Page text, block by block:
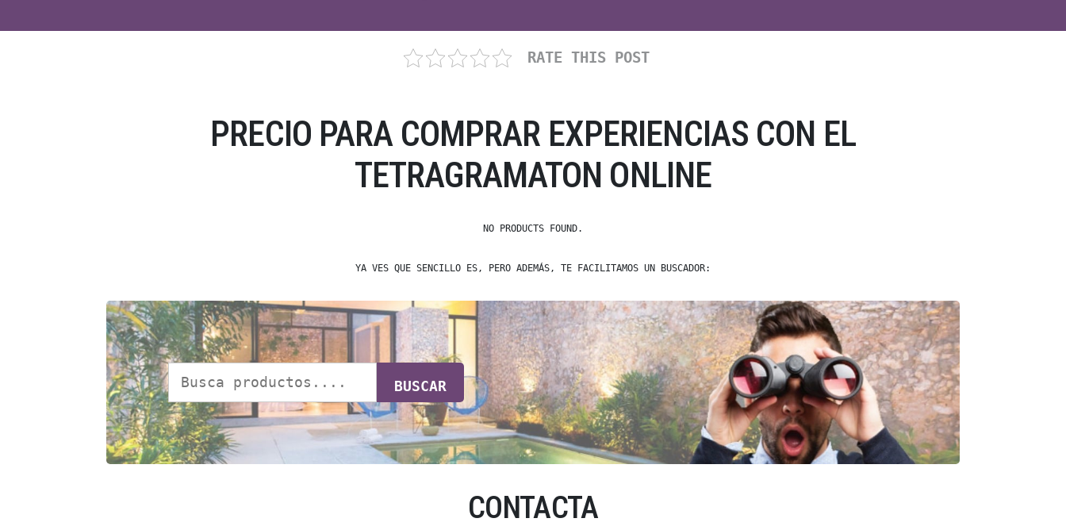
RATE THIS POST
PRECIO PARA COMPRAR EXPERIENCIAS CON EL
TETRAGRAMATON ONLINE
NO PRODUCTS FOUND.
YA VES QUE SENCILLO ES, PERO ADEMÁS, TE FACILITAMOS UN BUSCADOR:
BUSCAR
CONTACTA